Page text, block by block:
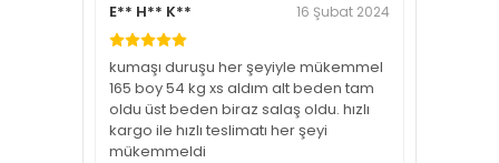
E** H** K** 16 Şubat 2024
kumaşı duruşu her şeyiyle mükemmel
165 boy 54 kg xs aldım alt beden tam
oldu üst beden biraz salaş oldu. hızlı
kargo ile hızlı teslimatı her şeyi
mükemmeldi